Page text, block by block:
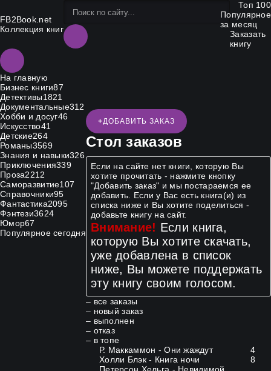
FB2Book.net
Коллекция книг
Топ 100
Популярное
за месяц
Заказать
книгу
На главную
Бизнес книги87
Детективы1821
Документальные312
Хобби и досуг46
Искусство41
Детские264
Романы3569
Знания и навыки326
Приключения339
Проза2212
Саморазвитие107
Справочники95
Фантастика2095
Фэнтези3624
Юмор67
Популярное сегодня
+ДОБАВИТЬ ЗАКАЗ
Стол заказов
Если на сайте нет книги, которую Вы
хотите прочитать - нажмите кнопку
"Добавить заказ" и мы постараемся ее
добавить. Если у Вас есть книга(и) из
списка ниже и Вы хотите поделиться -
добавьте книгу на сайт.
Внимание! Если книга,
которую Вы хотите скачать,
уже добавлена в список
ниже, Вы можете поддержать
эту книгу своим голосом.
– все заказы
– новый заказ
– выполнен
– отказ
– в топе
Р. Маккаммон - Они жаждут
4
Холли Блэк - Книга ночи
8